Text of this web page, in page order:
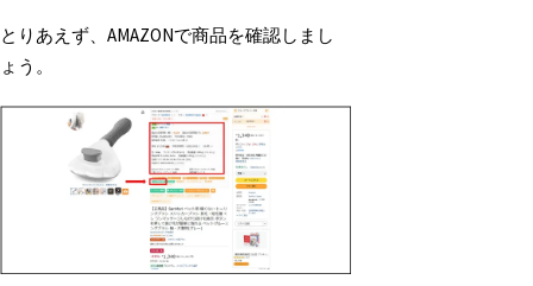
とりあえず、AMAZONで商品を確認しまし
ょう。